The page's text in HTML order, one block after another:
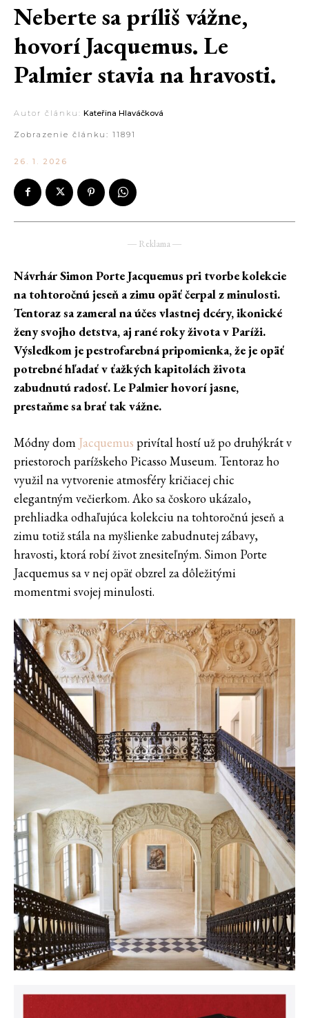
Neberte sa príliš vážne,
hovorí Jacquemus. Le
Palmier stavia na hravosti.
Autor článku: Kateřina Hlaváčková
Zobrazenie článku: 11891
26. 1. 2026
― Reklama ―
Návrhár Simon Porte Jacquemus pri tvorbe kolekcie
na tohtoročnú jeseň a zimu opäť čerpal z minulosti.
Tentoraz sa zameral na účes vlastnej dcéry, ikonické
ženy svojho detstva, aj rané roky života v Paríži.
Výsledkom je pestrofarebná pripomienka, že je opäť
potrebné hľadať v ťažkých kapitolách života
zabudnutú radosť. Le Palmier hovorí jasne,
prestaňme sa brať tak vážne.
Módny dom Jacquemus privítal hostí už po druhýkrát v
priestoroch parížskeho Picasso Museum. Tentoraz ho
využil na vytvorenie atmosféry kričiacej chic
elegantným večierkom. Ako sa čoskoro ukázalo,
prehliadka odhaľujúca kolekciu na tohtoročnú jeseň a
zimu totiž stála na myšlienke zabudnutej zábavy,
hravosti, ktorá robí život znesiteľným. Simon Porte
Jacquemus sa v nej opäť obzrel za dôležitými
momentmi svojej minulosti.